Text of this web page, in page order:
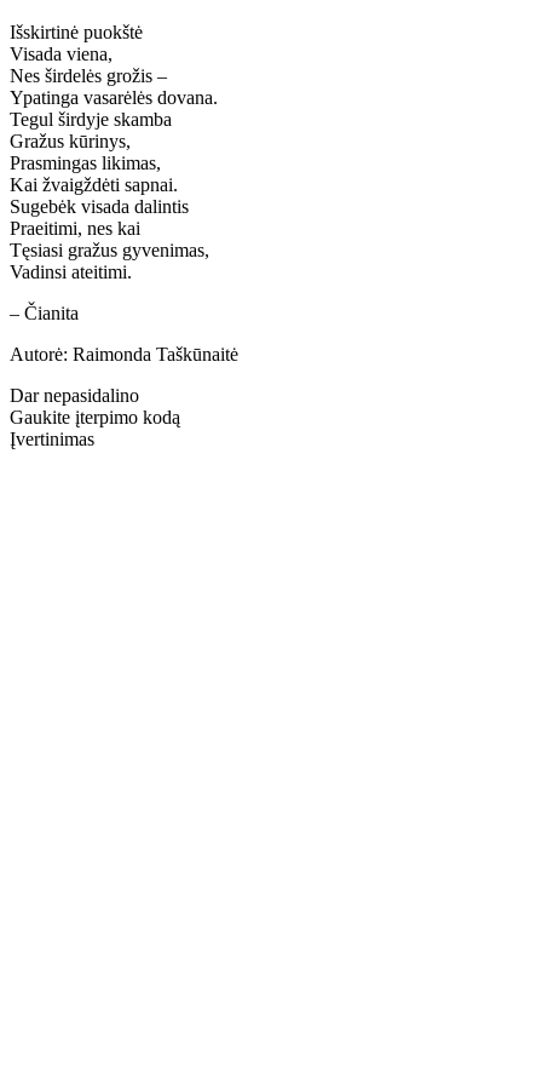
Išskirtinė puokštė
Visada viena,
Nes širdelės grožis –
Ypatinga vasarėlės dovana.
Tegul širdyje skamba
Gražus kūrinys,
Prasmingas likimas,
Kai žvaigždėti sapnai.
Sugebėk visada dalintis
Praeitimi, nes kai
Tęsiasi gražus gyvenimas,
Vadinsi ateitimi.
– Čianita
Autorė: Raimonda Taškūnaitė
Dar nepasidalino
Gaukite įterpimo kodą
Įvertinimas